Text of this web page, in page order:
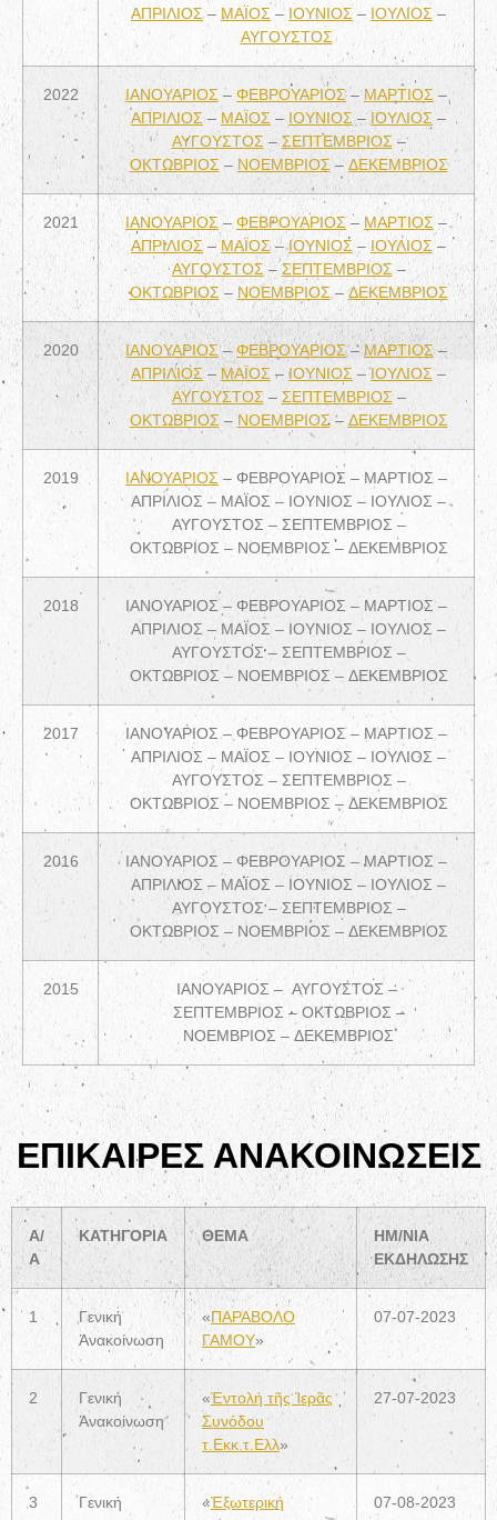
ΑΠΡΙΛΙΟΣ– ΜΑΪΟΣ – ΙΟΥΝΙΟΣ – ΙΟΥΛΙΟΣ –
ΑΥΓΟΥΣΤΟΣ
2022 ΙΑΝΟΥΑΡΙΟΣ – ΦΕΒΡΟΥΑΡΙΟΣ– ΜΑΡΤΙΟΣ –
ΑΠΡΙΛΙΟΣ – ΜΑΪΟΣ – ΙΟΥΝΙΟΣ– ΙΟΥΛΙΟΣ –
ΑΥΓΟΥΣΤΟΣ –ΣΕΠΤΕΜΒΡΙΟΣ –
ΟΚΤΩΒΡΙΟΣ – ΝΟΕΜΒΡΙΟΣ – ΔΕΚΕΜΒΡΙΟΣ
2021 ΙΑΝΟΥΑΡΙΟΣ – ΦΕΒΡΟΥΑΡΙΟΣ – ΜΑΡΤΙΟΣ –
ΑΠΡΙΛΙΟΣ – ΜΑΪΟΣ–ΙΟΥΝΙΟΣ – ΙΟΥΛΙΟΣ –
ΑΥΓΟΥΣΤΟΣ –ΣΕΠΤΕΜΒΡΙΟΣ –
ΟΚΤΩΒΡΙΟΣ – ΝΟΕΜΒΡΙΟΣ –ΔΕΚΕΜΒΡΙΟΣ
2020 ΙΑΝΟΥΑΡΙΟΣ–ΦΕΒΡΟΥΑΡΙΟΣ–ΜΑΡΤΙΟΣ –
ΑΠΡΙΛΙΟΣ – ΜΑΪΟΣ – ΙΟΥΝΙΟΣ –ΙΟΥΛΙΟΣ –
ΑΥΓΟΥΣΤΟΣ – ΣΕΠΤΕΜΒΡΙΟΣ –
ΟΚΤΩΒΡΙΟΣ – ΝΟΕΜΒΡΙΟΣ– ΔΕΚΕΜΒΡΙΟΣ
2019 ΙΑΝΟΥΑΡΙΟΣ – ΦΕΒΡΟΥΑΡΙΟΣ – ΜΑΡΤΙΟΣ –
ΑΠΡΙΛΙΟΣ – ΜΑΪΟΣ – ΙΟΥΝΙΟΣ – ΙΟΥΛΙΟΣ –
ΑΥΓΟΥΣΤΟΣ – ΣΕΠΤΕΜΒΡΙΟΣ –
ΟΚΤΩΒΡΙΟΣ – ΝΟΕΜΒΡΙΟΣ – ΔΕΚΕΜΒΡΙΟΣ
2018
ΙΑΝΟΥΑΡΙΟΣ – ΦΕΒΡΟΥΑΡΙΟΣ – ΜΑΡΤΙΟΣ –
ΑΠΡΙΛΙΟΣ – ΜΑΪΟΣ – ΙΟΥΝΙΟΣ – ΙΟΥΛΙΟΣ –
ΑΥΓΟΥΣΤΟΣ – ΣΕΠΤΕΜΒΡΙΟΣ –
ΟΚΤΩΒΡΙΟΣ – ΝΟΕΜΒΡΙΟΣ – ΔΕΚΕΜΒΡΙΟΣ
2017
ΙΑΝΟΥΑΡΙΟΣ – ΦΕΒΡΟΥΑΡΙΟΣ – ΜΑΡΤΙΟΣ –
ΑΠΡΙΛΙΟΣ – ΜΑΪΟΣ – ΙΟΥΝΙΟΣ – ΙΟΥΛΙΟΣ –
ΑΥΓΟΥΣΤΟΣ – ΣΕΠΤΕΜΒΡΙΟΣ –
ΟΚΤΩΒΡΙΟΣ – ΝΟΕΜΒΡΙΟΣ – ΔΕΚΕΜΒΡΙΟΣ
2016
ΙΑΝΟΥΑΡΙΟΣ – ΦΕΒΡΟΥΑΡΙΟΣ – ΜΑΡΤΙΟΣ –
ΑΠΡΙΛΙΟΣ – ΜΑΪΟΣ – ΙΟΥΝΙΟΣ – ΙΟΥΛΙΟΣ –
ΑΥΓΟΥΣΤΟΣ – ΣΕΠΤΕΜΒΡΙΟΣ –
ΟΚΤΩΒΡΙΟΣ – ΝΟΕΜΒΡΙΟΣ – ΔΕΚΕΜΒΡΙΟΣ
2015
ΙΑΝΟΥΑΡΙΟΣ – ΑΥΓΟΥΣΤΟΣ –
ΣΕΠΤΕΜΒΡΙΟΣ – ΟΚΤΩΒΡΙΟΣ –
ΝΟΕΜΒΡΙΟΣ – ΔΕΚΕΜΒΡΙΟΣ
ΕΠΙΚΑΙΡΕΣ ΑΝΑΚΟΙΝΩΣΕΙΣ
Α/
Α
ΚΑΤΗΓΟΡΙΑ ΘΕΜΑ
ΗΜ/ΝΙΑ
ΕΚΔΗΛΩΣΗΣ
1
Γενική
Ἀνακοίνωση
«ΠΑΡΑΒΟΛΟ
ΓΑΜΟΥ»
07-07-2023
2
Γενική
Ἀνακοίνωση
«Ἑντολή τῆς Ἱερᾶς
Συνόδου
τ.Εκκ.τ.Ελλ»
27-07-2023
3
Γενική
«Ἐξωτερική
07-08-2023